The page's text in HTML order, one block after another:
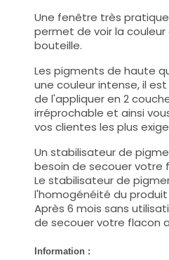
Une fenêtre très
permet de voir la couleur
bouteille.
Les pigments de haute
une couleur intense, il
de l'appliquer en 2
irréprochable et ainsi
vos clientes les plus
Un stabilisateur de
besoin de secouer votre
Le stabilisateur de
l'homogénéité du
Après 6 mois sans
de secouer votre flacon
Information :